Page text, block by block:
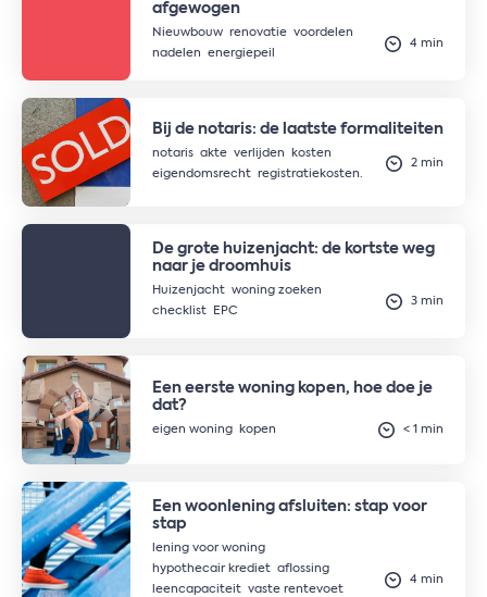
afgewogen
Nieuwbouw renovatie voordelen
nadelen
energiepeil
4 min
Bij de notaris: de laatste formaliteiten
notaris akte verlijden
kosten
eigendomsrecht registratiekosten.
2 min
De grote huizenjacht: de kortste weg
naar je droomhuis
Huizenjacht woning zoeken
checklist
EPC
3 min
Een eerste woning kopen, hoe doe je
dat?
eigen woning kopen < 1 min
Een woonlening afsluiten: stap voor
stap
lening voor woning
hypothecair krediet aflossing
leencapaciteit vaste rentevoet
4 min